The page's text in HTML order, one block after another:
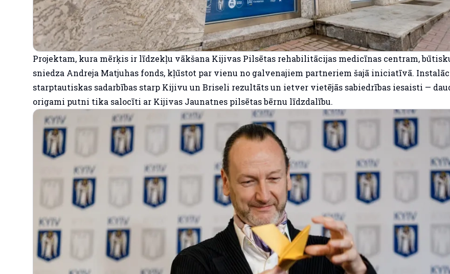
Projektam, kura mērķis ir līdzekļu vākšana Kijivas Pilsētas rehabilitācijas medicīnas centram,
sniedza Andreja Matjuhas fonds, kļūstot par vienu no galvenajiem partneriem šajā iniciatīvā.
starptautiskas sadarbības starp Kijivu un Briseli rezultāts un ietver vietējās sabiedrības iesaisti —
origami putni tika salocīti ar Kijivas Jaunatnes pilsētas bērnu līdzdalību.